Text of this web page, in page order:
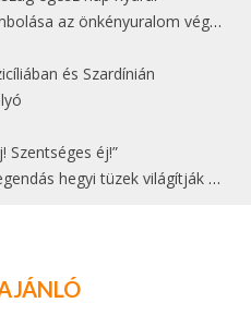
az önkényuralom végét jelentette
és Szardínián
Szentséges éj!”
tüzek világítják meg Zugspitzét